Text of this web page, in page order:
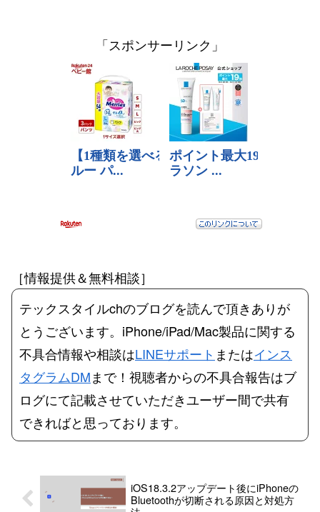
「スポンサーリンク」
［情報提供＆無料相談］
テックスタイルchのブログを読んで頂きありが
とうございます。iPhone/iPad/Mac製品に関する
不具合情報や相談はLINEサポート またはインス
タグラムDMまで！視聴者からの不具合報告はブ
ログにて記載させていただきユーザー間で共有
できればと思っております。
iOS18.3.2アップデート後にiPhoneの
Bluetoothが切断される原因と対処方